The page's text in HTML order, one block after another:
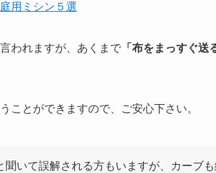
用ミシン５選
われますが、あくまで 「布をまっすぐ送
ことができますので、ご安心下さい。
聞いて誤解される方もいますが、カーブ